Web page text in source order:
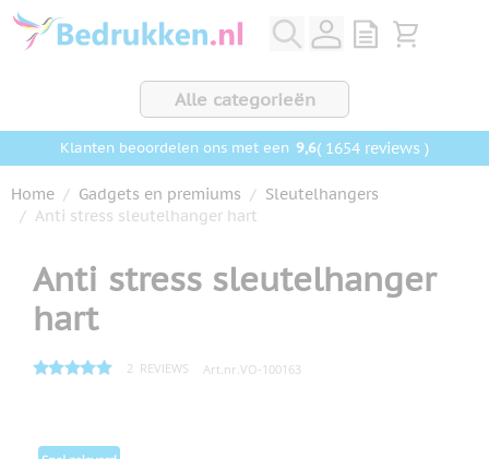
Ga naar de inhoud
View quote,
Bekijk
Alle categorieën
Klanten beoordelen ons met een 9,6( 1654 reviews )
Home / Gadgets en premiums / Sleutelhangers
/ Anti stress sleutelhanger hart
Anti stress sleutelhanger
hart
2 REVIEWS Art.nr. VO-100163
Hoofdafbeelding
Klik om afbeelding op volledig scherm te bekijken